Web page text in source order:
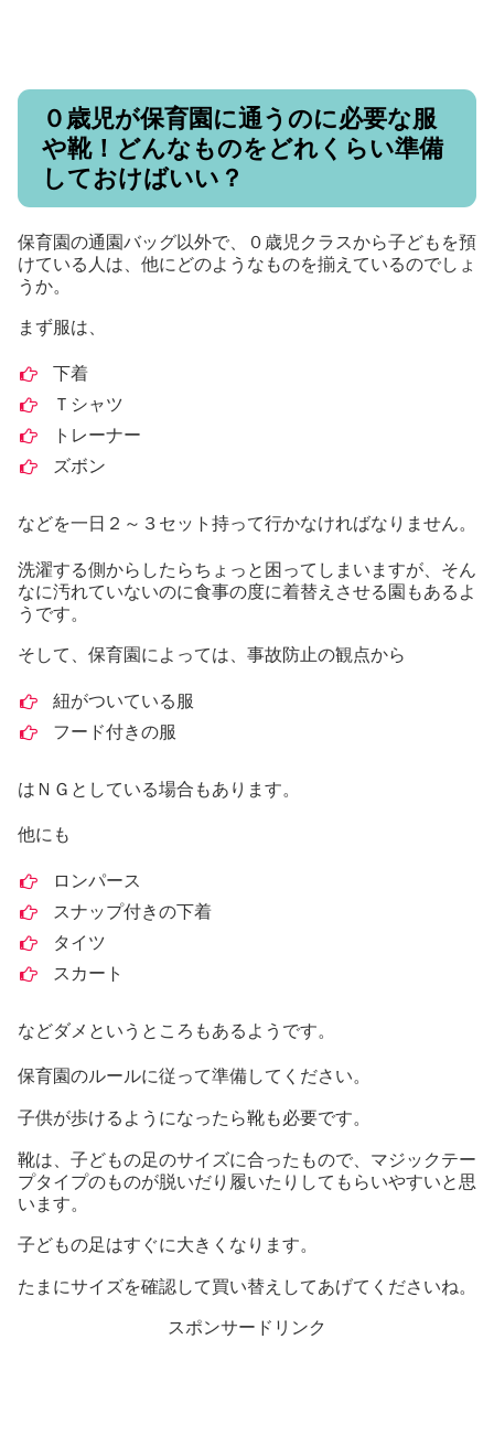
０歳児が保育園に通うのに必要な服
や靴！どんなものをどれくらい準備
しておけばいい？
保育園の通園バッグ以外で、０歳児クラスから子どもを預
けている人は、他にどのようなものを揃えているのでしょ
うか。
まず服は、
下着
Ｔシャツ
トレーナー
ズボン
などを一日２～３セット持って行かなければなりません。
洗濯する側からしたらちょっと困ってしまいますが、そん
なに汚れていないのに食事の度に着替えさせる園もあるよ
うです。
そして、保育園によっては、事故防止の観点から
紐がついている服
フード付きの服
はＮＧとしている場合もあります。
他にも
ロンパース
スナップ付きの下着
タイツ
スカート
などダメというところもあるようです。
保育園のルールに従って準備してください。
子供が歩けるようになったら靴も必要です。
靴は、子どもの足のサイズに合ったもので、マジックテー
プタイプのものが脱いだり履いたりしてもらいやすいと思
います。
子どもの足はすぐに大きくなります。
たまにサイズを確認して買い替えしてあげてくださいね。
スポンサードリンク